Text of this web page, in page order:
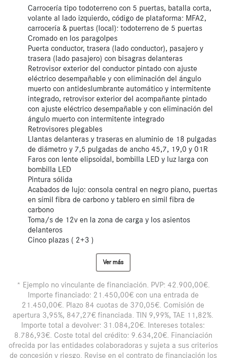
Carrocería tipo todoterreno con 5 puertas, batalla corta,
volante al lado izquierdo, código de plataforma: MFA2,
carrocería & puertas (local): todoterreno de 5 puertas
Cromado en los paragolpes
Puerta conductor, trasera (lado conductor), pasajero y
trasera (lado pasajero) con bisagras delanteras
Retrovisor exterior del conductor pintado con ajuste
eléctrico desempañable y con eliminación del ángulo
muerto con antideslumbrante automático y intermitente
integrado, retrovisor exterior del acompañante pintado
con ajuste eléctrico desempañable y con eliminación del
ángulo muerto con intermitente integrado
Retrovisores plegables
Llantas delanteras y traseras en aluminio de 18 pulgadas
de diámetro y 7,5 pulgadas de ancho 45,7, 19,0 y 01R
Faros con lente elipsoidal, bombilla LED y luz larga con
bombilla LED
Pintura sólida
Acabados de lujo: consola central en negro piano, puertas
en símil fibra de carbono y tablero en simil fibra de
carbono
Toma/s de 12v en la zona de carga y los asientos
delanteros
Cinco plazas ( 2+3 )
Ver más
* Ejemplo no vinculante de financiación. PVP: 42.900,00€.
Importe financiado: 21.450,00€ con una entrada de
21.450,00€. Plazo 84 cuotas de 370,05€. Comisión de
apertura 3,95%, 847,27€ financiada. TIN 9,99%, TAE 11,82%.
Importe total a devolver: 31.084,20€. Intereses totales:
8.786,93€. Coste total del crédito: 9.634,20€. Financiación
ofrecida por las entidades colaboradoras y sujeta a sus criterios
de concesión y riesgo. Revise en el contrato de financiación los